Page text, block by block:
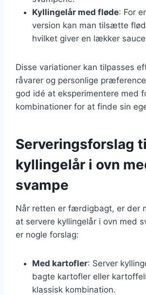
Kyllingelår med fløde: For
version kan man tilsætte
hvilket giver en lækker
Disse variationer kan tilpasses
råvarer og personlige
god idé at eksperimentere med
kombinationer for at finde sin
Serveringsforslag
kyllingelår i ovn
svampe
Når retten er færdigbagt, er der
at servere kyllingelår i ovn med
er nogle forslag:
Med kartofler: Server
bagte kartofler eller
klassisk kombination.